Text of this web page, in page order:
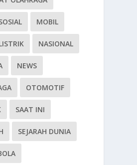
MOBIL
NASIONAL
NEWS
OTOMOTIF
SAAT INI
SEJARAH DUNIA